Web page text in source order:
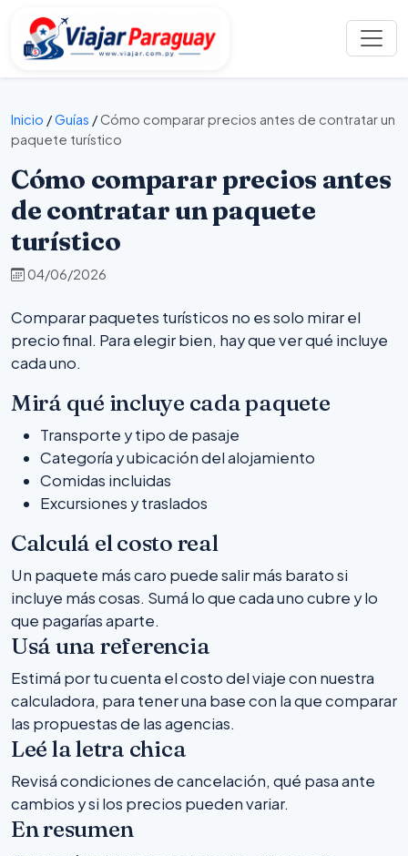
Inicio /Guías /Cómo comparar precios antes de contratar un
paquete turístico
Cómo comparar precios antes
de contratar un paquete
turístico
04/06/2026
Comparar paquetes turísticos no es solo mirar el
precio final. Para elegir bien, hay que ver qué incluye
cada uno.
Mirá qué incluye cada paquete
Transporte y tipo de pasaje
Categoría y ubicación del alojamiento
Comidas incluidas
Excursiones y traslados
Calculá el costo real
Un paquete más caro puede salir más barato si
incluye más cosas. Sumá lo que cada uno cubre y lo
que pagarías aparte.
Usá una referencia
Estimá por tu cuenta el costo del viaje con nuestra
calculadora, para tener una base con la que comparar
las propuestas de las agencias.
Leé la letra chica
Revisá condiciones de cancelación, qué pasa ante
cambios y si los precios pueden variar.
En resumen